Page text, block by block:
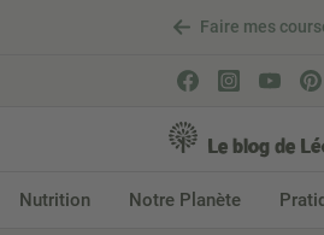
Faire mes
Le blog de
Nutrition Notre Planète